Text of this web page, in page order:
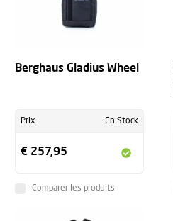
Berghaus Gladius Wheel
Prix En Stock
€ 257,95
Comparer les produits